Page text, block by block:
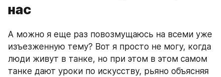
нас
А можно я еще раз повозмущаюсь на всеми уже
изъезженную тему? Вот я просто не могу, когда
люди живут в танке, но при этом в этом самом
танке дают уроки по искусству, рьяно объясняя